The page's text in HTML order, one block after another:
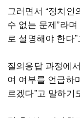
그러면서 “정치
수 없는 문제”라
로 설명해야 한다
질의응답 과정에
여 여부를 언급하
르겠다”고 말하기